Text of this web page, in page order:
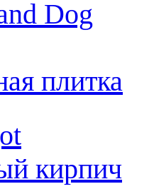
Dog
плитка
кирпич